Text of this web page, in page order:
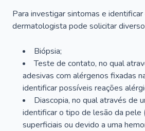
Para investigar sintomas e identificar
dermatologista pode solicitar
Biópsia;
Teste de contato, no qual
adesivas com alérgenos fixadas
identificar possíveis reações
Diascopia, no qual através de
identificar o tipo de lesão da pele
superficiais ou devido a uma